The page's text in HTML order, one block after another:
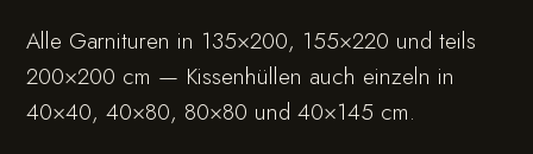
Alle Garnituren in 135×200, 155×220 und teils
200×200 cm — Kissenhüllen auch einzeln in
40×40, 40×80, 80×80 und 40×145 cm.